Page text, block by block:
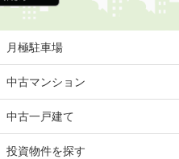
市江戸橋３丁目
月極駐車場
中古マンション
中古一戸建て
投資物件を探す